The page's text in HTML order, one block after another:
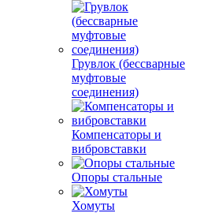
Грувлок (бессварные
муфтовые
соединения)
Компенсаторы и
вибровставки
Опоры стальные
Хомуты